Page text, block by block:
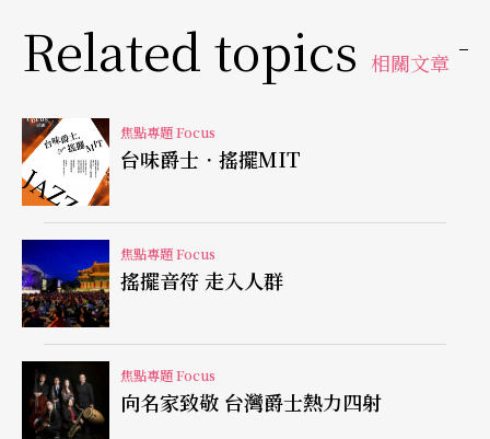
後回到台灣之後，也希望能繼續玩古巴音樂，所以
就在回來之前，把一些台灣還沒有引進的古巴樂器
Related topics 相關文章
焦點專題 Focus
台味爵士．搖擺MIT
焦點專題 Focus
搖擺音符 走入人群
焦點專題 Focus
向名家致敬 台灣爵士熱力四射